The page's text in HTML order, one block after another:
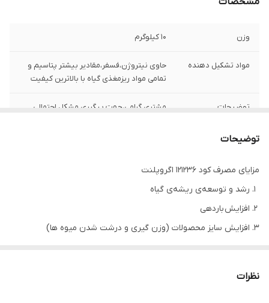
وزن 10 کیلوگرم
مواد تشکیل دهنده
حاوی نیتروژن،فسفر،مقادیر بیشتر پتاسیم و
تمامی مواد ریزمغذی گیاه با بالاترین کیفیت
توضیحات
مشتری گرامی،جهت پیگیری مشکل احتمالی
توضیحات
مزایای مصرف کود ۱۲۱۲۳۶ اگروپلنت
رشد و توسعه‌ی ریشه‌ی گیاه
افزایش باردهی
افزایش سایز محصولات (وزن گیری و درشت شدن میوه ها)
بهبود عملکرد و افزایش تناژ
نظرات